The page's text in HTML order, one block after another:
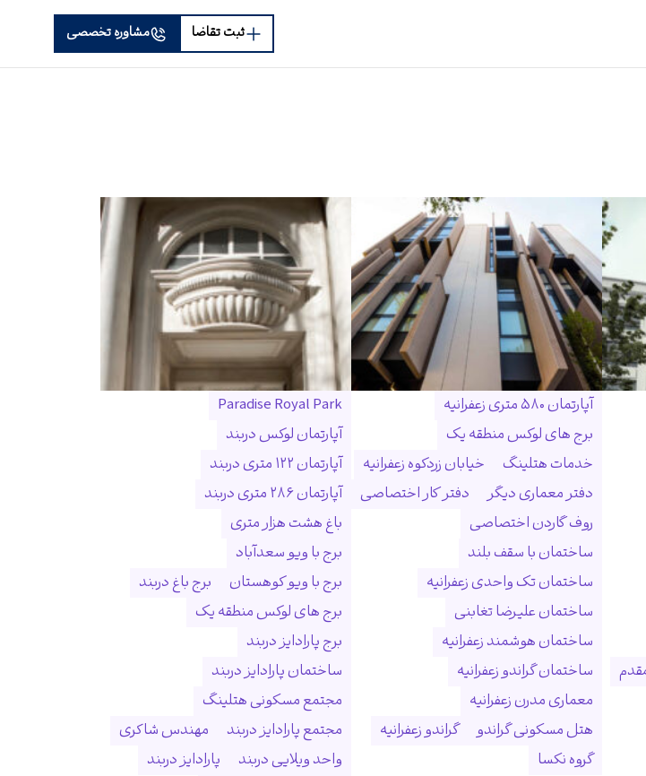
ثبت تقاضا مشاوره تخصصی
آپارتمان ۵۸۰ متری زعفرانیه
برج های لوکس منطقه یک
خدمات هتلینگ
خیابان زردکوه زعفرانیه
دفتر معماری دیگر
دفتر کار اختصاصی
روف گاردن اختصاصی
ساختمان با سقف بلند
ساختمان تک واحدی زعفرانیه
ساختمان علیرضا تغابنی
ساختمان هوشمند زعفرانیه
ساختمان گراندو زعفرانیه
معماری مدرن زعفرانیه
هتل مسکونی گراندو
گراندو زعفرانیه
گروه نکسا
Paradise Royal Park
آپارتمان لوکس دربند
آپارتمان ۱۲۲ متری دربند
آپارتمان ۲۸۶ متری دربند
باغ هشت هزار متری
برج با ویو سعدآباد
برج با ویو کوهستان
برج باغ دربند
برج های لوکس منطقه یک
برج پارادایز دربند
ساختمان پارادایز دربند
مجتمع مسکونی هتلینگ
مجتمع پارادایز دربند
مهندس شاکری
واحد ویلایی دربند
پارادایز دربند